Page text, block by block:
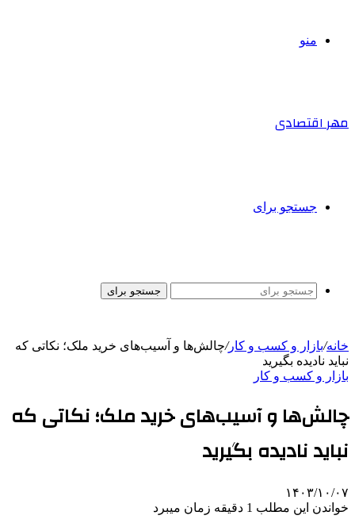
منو
مهر اقتصادی
جستجو برای
جستجو برای
خانه/بازار و کسب و کار/چالش‌ها و آسیب‌های خرید ملک؛ نکاتی که
نباید نادیده بگیرید
بازار و کسب و کار
چالش‌ها و آسیب‌های خرید ملک؛ نکاتی که
نباید نادیده بگیرید
۱۴۰۳/۱۰/۰۷
خواندن این مطلب 1 دقیقه زمان میبرد